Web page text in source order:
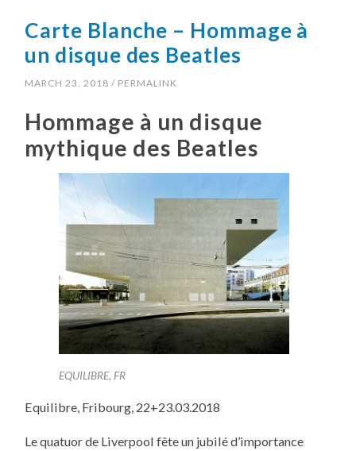
Carte Blanche – Hommage à
un disque des Beatles
MARCH 23, 2018 / PERMALINK
Hommage à un disque
mythique des Beatles
EQUILIBRE, FR
Equilibre, Fribourg, 22+23.03.2018
Le quatuor de Liverpool fête un jubilé d’importance